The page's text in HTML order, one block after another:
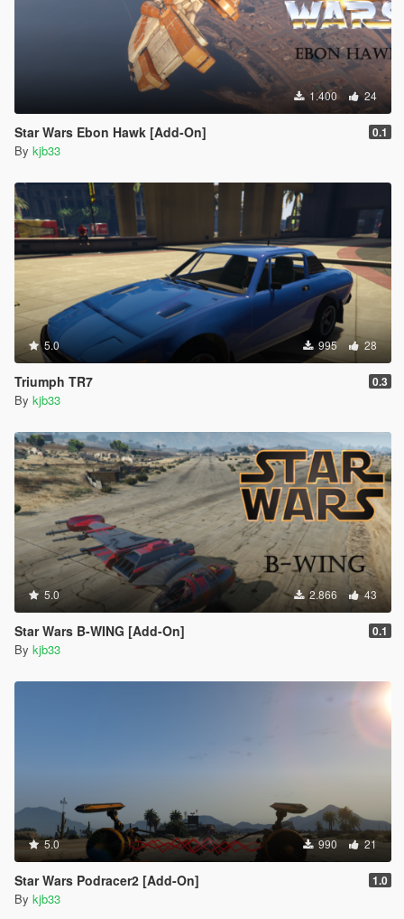
1.400 24
Star Wars Ebon Hawk [Add-On] 0.1
By kjb33
5.0 995 28
Triumph TR7 0.3
By kjb33
5.0 2.866 43
Star Wars B-WING [Add-On] 0.1
By kjb33
5.0 990 21
Star Wars Podracer2 [Add-On] 1.0
By kjb33